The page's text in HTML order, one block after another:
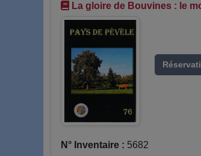
La gloire de Bouvines : le
N° Inventaire : 5682